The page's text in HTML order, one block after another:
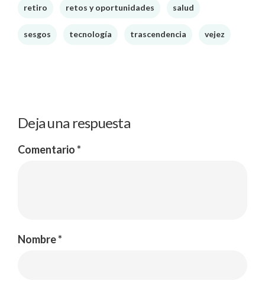
retiro retos y oportunidades salud
sesgos tecnología trascendencia vejez
Deja una respuesta
Comentario*
Nombre*